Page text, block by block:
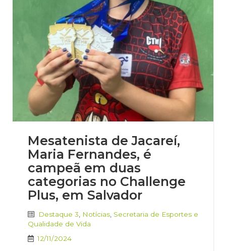
Mesatenista de Jacareí,
Maria Fernandes, é
campeã em duas
categorias no Challenge
Plus, em Salvador
Destaque 3 Notícias Secretaria de Esportes e
Qualidade de Vida
12/11/2024